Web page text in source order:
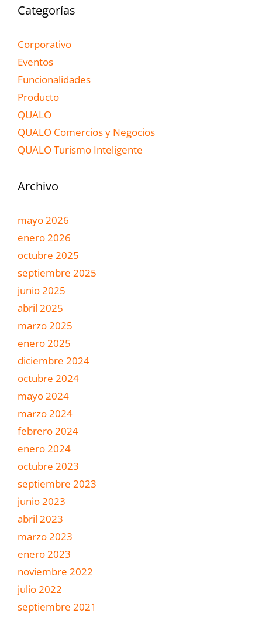
Categorías
Corporativo
Eventos
Funcionalidades
Producto
QUALO
QUALO Comercios y Negocios
QUALO Turismo Inteligente
Archivo
mayo 2026
enero 2026
octubre 2025
septiembre 2025
junio 2025
abril 2025
marzo 2025
enero 2025
diciembre 2024
octubre 2024
mayo 2024
marzo 2024
febrero 2024
enero 2024
octubre 2023
septiembre 2023
junio 2023
abril 2023
marzo 2023
enero 2023
noviembre 2022
julio 2022
septiembre 2021